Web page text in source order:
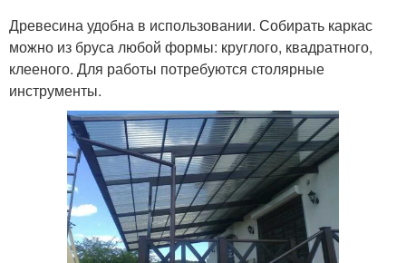
Древесина удобна в использовании. Собирать каркас
можно из бруса любой формы: круглого, квадратного,
клееного. Для работы потребуются столярные
инструменты.